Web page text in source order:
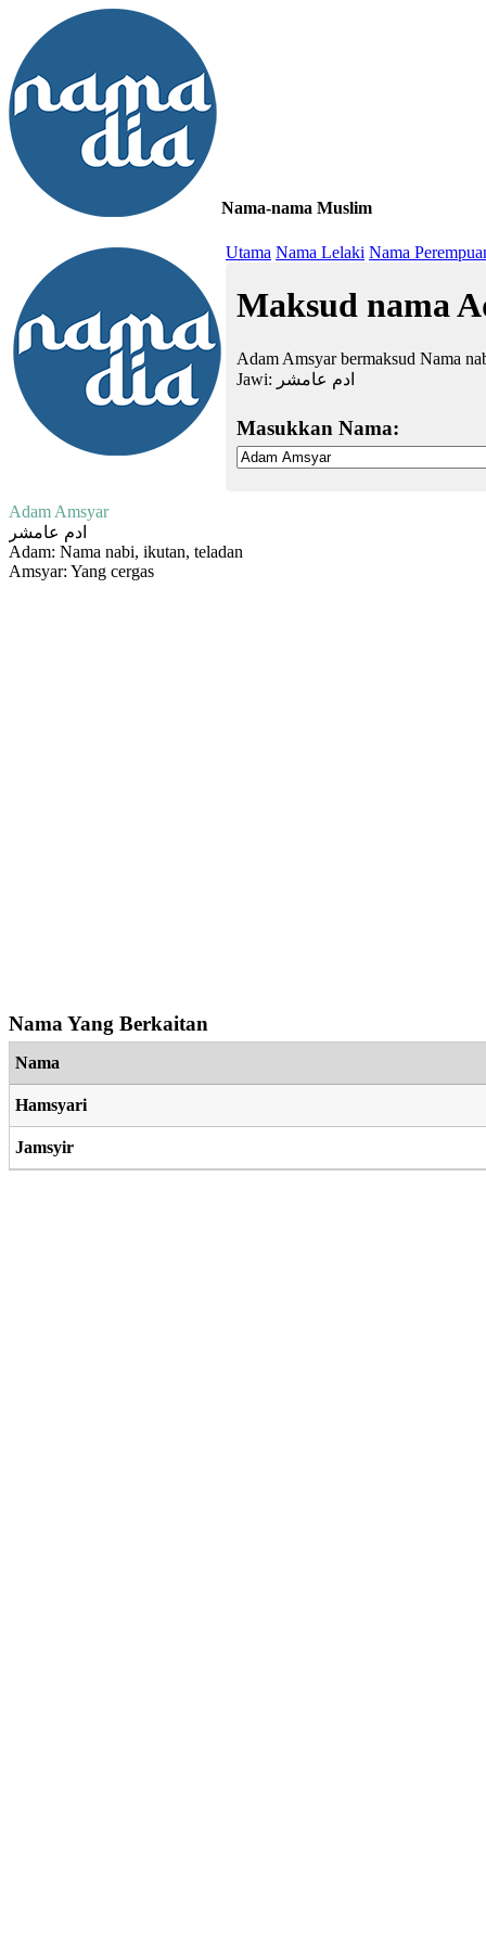
Nama-nama Muslim
Utama Nama Lelaki Nama
Maksud nama
Adam Amsyar bermaksud Nama
Jawi: ادم عامشر
Masukkan Nama:
Adam Amsyar
ادم عامشر
Adam: Nama nabi, ikutan, teladan
Amsyar: Yang cergas
Nama Yang Berkaitan
Nama
Hamsyari
Jamsyir